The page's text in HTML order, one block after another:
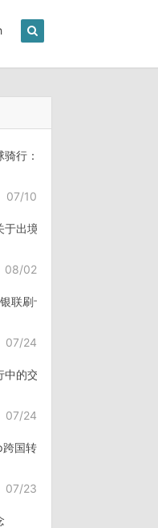
骑行：7年骑行45个国家《骑
07/10
出境入境管理的规定
08/02
联刷卡失败，却扣了钱
07/24
的交流，全都交给AI？
07/24
国转账
07/23